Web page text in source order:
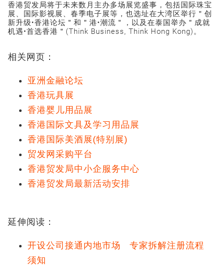
香港贸发局将于未来数月主办多场展览盛事，包括国际珠宝
展、国际影视展、春季电子展等，也选址在大湾区举行＂创
新升级•香港论坛＂和＂港•潮流＂，以及在泰国举办＂成就
机遇•首选香港＂(Think Business, Think Hong Kong)。
相关网页：
亚洲金融论坛
香港玩具展
香港婴儿用品展
香港国际文具及学习用品展
香港国际美酒展(特别展)
贸发网采购平台
香港贸发局中小企服务中心
香港贸发局最新活动安排
延伸阅读：
开设公司接通内地市场 专家拆解注册流程
须知